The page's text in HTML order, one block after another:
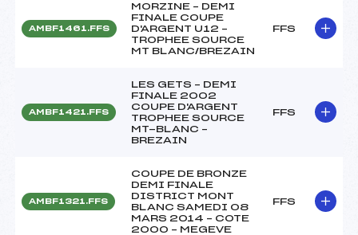
AMBF1461.FFS
MORZINE – DEMI
FINALE COUPE
D'ARGENT U12 –
TROPHEE SOURCE
MT BLANC/BREZAIN
FFS
AMBF1421.FFS
LES GETS – DEMI
FINALE 2002
COUPE D'ARGENT
TROPHEE SOURCE
MT-BLANC –
BREZAIN
FFS
AMBF1321.FFS
COUPE DE BRONZE
DEMI FINALE
DISTRICT MONT
BLANC SAMEDI 08
MARS 2014 – COTE
2000 – MEGEVE
FFS